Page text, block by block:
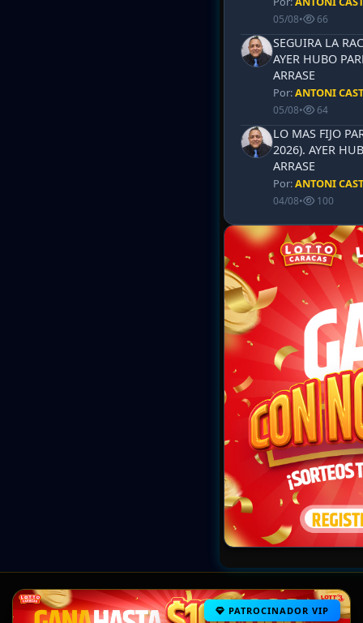
05/08• 66
SEGUIRA LA
AYER HUBO
ARRASE
Por:ANTONI
05/08• 64
LO MAS FIJO
2026). AYER
ARRASE
Por:ANTONI
04/08• 100
PATROCINADOR VIP